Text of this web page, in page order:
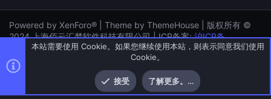
Powered by XenForo® | Theme by ThemeHouse | 版权所有 ©
2024 上海佰云汇梦软件科技有限公司 | ICP备案:沪ICP备
2024096261号-4 | ICP经营许可证: 沪B2-20250504
菜单